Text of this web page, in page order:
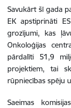
Savukārt šī gada
EK apstiprināti
grozījumi, kas
Onkoloģijas
pārdalīti 51,9
projektiem, tai
rūpniecības spēju
Saeimas